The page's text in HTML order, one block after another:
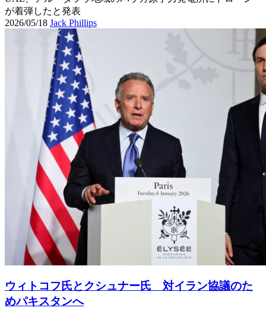
が着弾したと発表
2026/05/18 Jack Phillips
ウィトコフ氏とクシュナー氏 対イラン協議のた
めパキスタンへ